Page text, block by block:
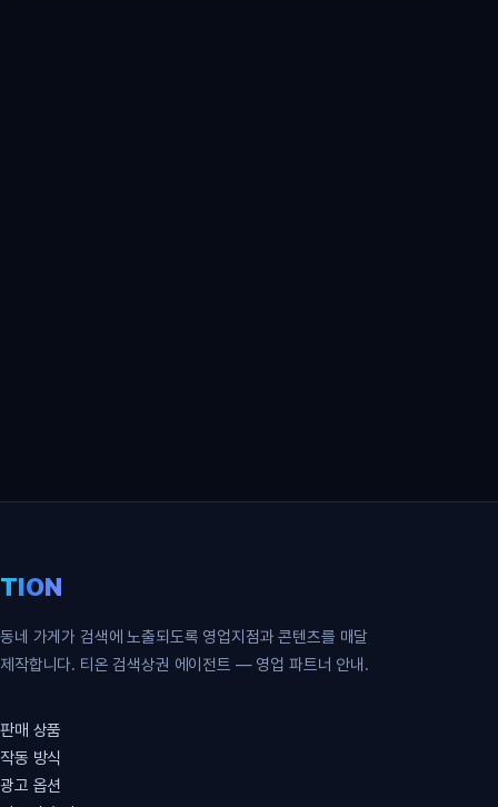
TION
동네 가게가 검색에 노출되도록 영업지점과 콘텐츠를 매달
제작합니다. 티온 검색상권 에이전트 — 영업 파트너 안내.
판매 상품
작동 방식
광고 옵션